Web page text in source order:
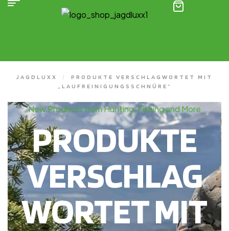
JAGDLUXX /
PRODUKTE VERSCHLAGWORTET MIT
„LAUFREINIGUNGSSCHNÜRE“
New Products from Hunting, Fishing and More
PRODUKTE
VERSCHLAG
WORTET MIT